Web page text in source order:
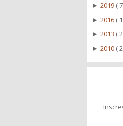
►2019 (
►2016 (
►2013 (
►2010 (